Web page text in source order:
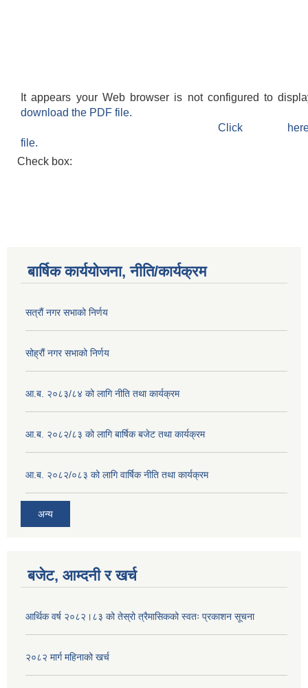
It appears your Web browser is not configured to
download the PDF file.
Click
file.
Check box:
बार्षिक कार्ययोजना, नीति/कार्यक्रम
सत्रौं नगर सभाको निर्णय
सोह्रौं नगर सभाको निर्णय
आ.ब. २०८३/८४ को लागि नीति तथा कार्यक्रम
आ.ब. २०८२/८३ को लागि बार्षिक बजेट तथा कार्यक्रम
आ.ब. २०८२/०८३ को लागि वार्षिक नीति तथा कार्यक्रम
अन्य
बजेट, आम्दनी र खर्च
आर्थिक वर्ष २०८२।८३ को तेस्रो त्रैमासिकको स्वतः प्रकाशन सूचना
२०८२ मार्ग महिनाको खर्च